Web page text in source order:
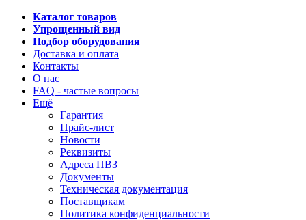
Каталог товаров
Упрощенный вид
Подбор оборудования
Доставка и оплата
Контакты
О нас
FAQ - частые вопросы
Ещё
Гарантия
Прайс-лист
Новости
Реквизиты
Адреса ПВЗ
Документы
Техническая документация
Поставщикам
Политика конфиденциальности